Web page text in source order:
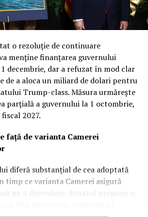
capacităților. Prin explorarea unor
unice, Forța Spațială urmărește să
de cea mai avansată tehnologie
Această abordare multi-vectorială
de siguranță strategică în fața
din teatrele de operațiuni.
Rocket Lab propune o
pentru Neutron
Rocket Lab se detașează cu
de dolari. Compania cu sediul
revoluționar de sateliți plați,
de mare bandă și latență
o rezoluție de continuare
menține finanțarea guvernului
decembrie, dar a refuzat în mod clar
de a aloca un miliard de dolari pentru
Trump-class. Măsura urmărește
parțială a guvernului la 1 octombrie,
2027.
față de varianta Camerei
diferă substanțial de cea adoptată
timp ce varianta Camerei asigură
pe 4 decembrie, Senatul propune o